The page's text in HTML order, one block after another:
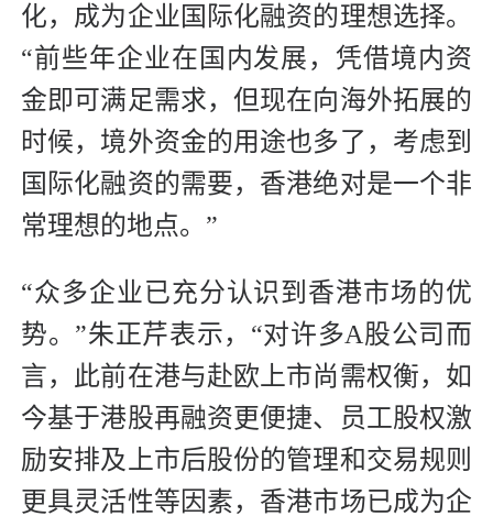
化，成为企业国际化融资的理想选择。
“前些年企业在国内发展，凭借境内资
金即可满足需求，但现在向海外拓展的
时候，境外资金的用途也多了，考虑到
国际化融资的需要，香港绝对是一个非
常理想的地点。”
“众多企业已充分认识到香港市场的优
势。”朱正芹表示，“对许多A股公司而
言，此前在港与赴欧上市尚需权衡，如
今基于港股再融资更便捷、员工股权激
励安排及上市后股份的管理和交易规则
更具灵活性等因素，香港市场已成为企